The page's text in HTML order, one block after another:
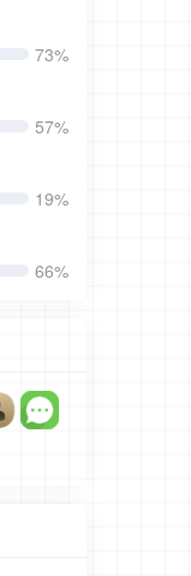
73%
57%
19%
66%